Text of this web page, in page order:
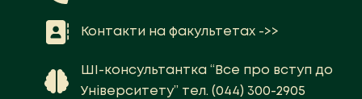
Контакти на факультетах ->>
ШІ-консультантка “Все про вступ до
Університету” тел. (044) 300-2905